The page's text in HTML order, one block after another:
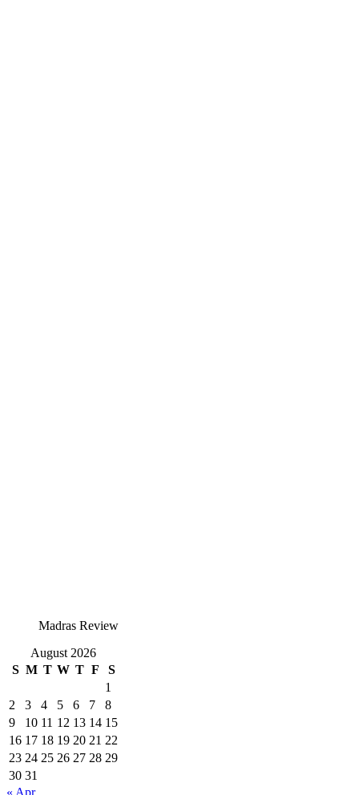
Madras Review
August 2026
S M T W T F
S
1
2
3 4 5 6 7
8
9
10 11 12 13 14 15
16 17 18 19 20 21 22
23 24 25 26 27 28 29
30 31
« Apr